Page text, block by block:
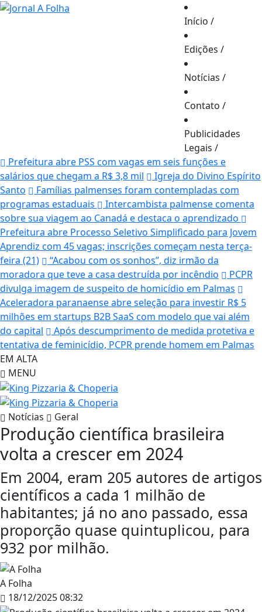
Início /
Edições /
Notícias /
Contato /
Publicidades
Legais /
Prefeitura abre PSS com vagas em seis funções e
salários que chegam a R$ 3,8 mil
Igreja do Divino Espírito
Santo
Famílias palmenses foram contempladas com
programas estaduais
Intercambista palmense comenta
sobre sua viagem ao Canadá e destaca o aprendizado
Prefeitura abre Processo Seletivo Simplificado para Jovem
Aprendiz com 45 vagas; inscrições começam nesta terça-
feira (21)
“Acabou com os sonhos”, diz irmão da
moradora que teve a casa destruída por incêndio
PCPR
divulga imagem de suspeito de homicídio em Palmas
Aceleradora paranaense abre seleção para investir R$ 5
milhões em startups B2B SaaS com modelo que vai além
do capital
Após descumprimento de medida protetiva e
tentativa de feminicídio, PCPR prende homem em Palmas
EM ALTA
MENU
Notícias Geral
Produção científica brasileira
volta a crescer em 2024
Em 2004, eram 205 autores de artigos
científicos a cada 1 milhão de
habitantes; já no ano passado, essa
proporção quase quintuplicou, para
932 por milhão.
A Folha
18/12/2025 08:32